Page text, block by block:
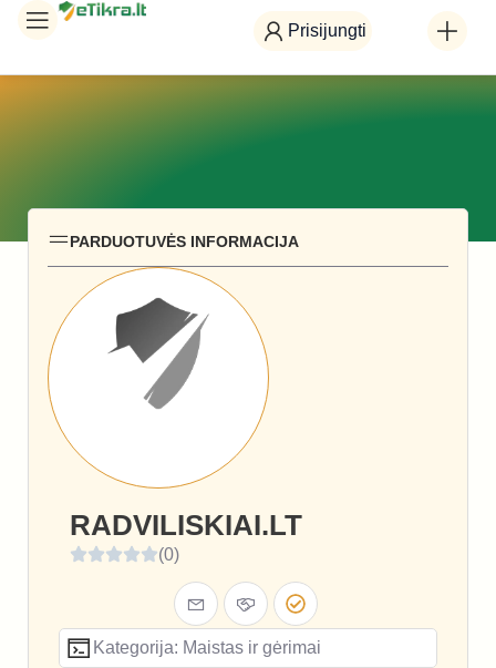
Prisijungti
PARDUOTUVĖS INFORMACIJA
RADVILISKIAI.LT
(0)
Kategorija: Maistas ir gėrimai